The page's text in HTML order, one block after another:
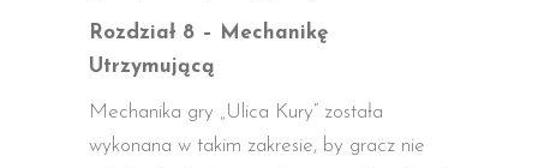
Rozdział 8 – Mechanikę
Utrzymującą
Mechanika gry „Ulica Kury” została
wykonana w takim zakresie, by gracz nie